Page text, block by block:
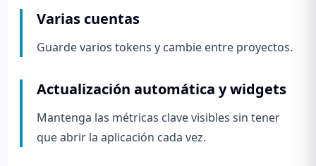
Varias cuentas
Guarde varios tokens y cambie entre proyectos.
Actualización automática y widgets
Mantenga las métricas clave visibles sin tener
que abrir la aplicación cada vez.